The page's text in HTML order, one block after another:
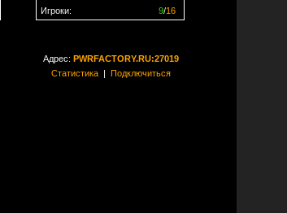
9/16
Игроки:
Адрес: PWRFACTORY.RU:27019
Статистика| Подключиться